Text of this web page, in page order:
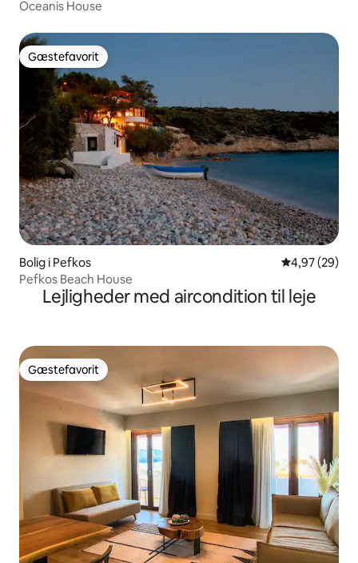
Oceanis House
Gæstefavorit
Gæstefavorit
Bolig i Pefkos 4,97 ud af 5 i
4,97 (29)
Pefkos Beach House
Lejligheder med aircondition til leje
Gæstefavorit
Gæstefavorit